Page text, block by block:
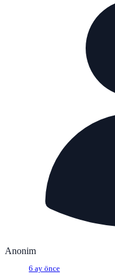
Anonim
6 ay önce